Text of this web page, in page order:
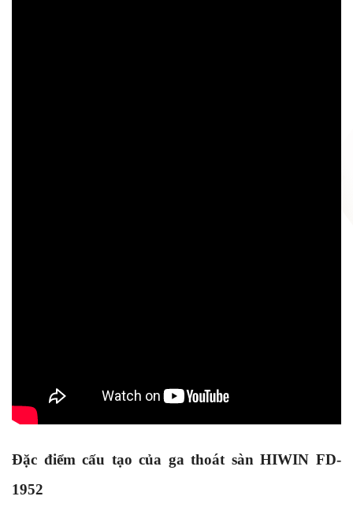
Đặc điểm cấu tạo của ga thoát sàn HIWIN FD-
1952